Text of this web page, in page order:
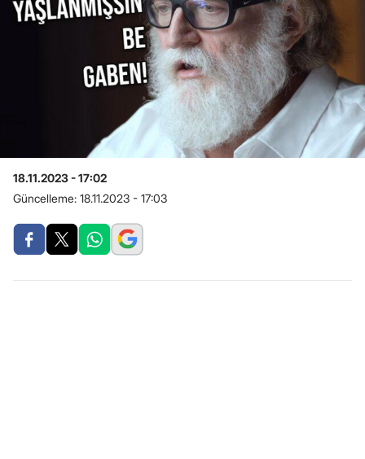
18.11.2023 - 17:02
Güncelleme: 18.11.2023 - 17:03